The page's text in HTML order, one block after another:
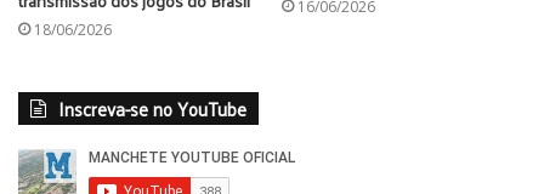
18/06/2026
16/06/2026
Inscreva-se no YouTube